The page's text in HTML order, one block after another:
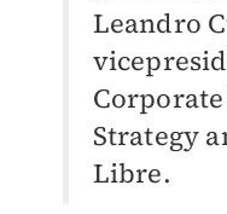
Leandro
Strategy
Libre.